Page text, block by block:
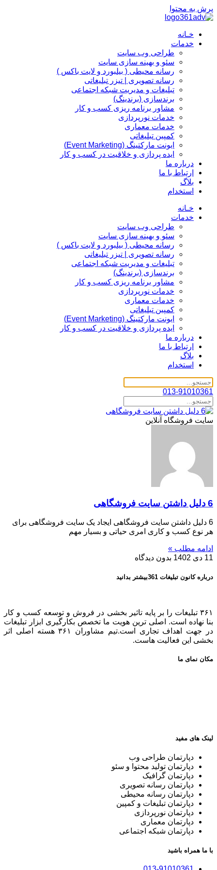
پرش به محتوا
خـانه
خدمات
طراحی وب سایت
سئو و بهینه سازی سایت
رسانه محیطی ( بیلبورد و لایت باکس )
رسانه تصویری | تیزر تبلیغاتی
تبلیغات و مدیریت شبکه اجتماعی
برندسازی (برندینگ)‌
مشاور برنامه ریزی کسب و کار
خدمات نورپردازی
خدمات معماری
کمپین تبلیغاتی
ایونت مارکتینگ (Event Marketing)
ایده پردازی و خلاقیت در کسب و کار
درباره ما
ارتباط با ما
بلاگ
استخدام
خـانه
خدمات
طراحی وب سایت
سئو و بهینه سازی سایت
رسانه محیطی ( بیلبورد و لایت باکس )
رسانه تصویری | تیزر تبلیغاتی
تبلیغات و مدیریت شبکه اجتماعی
برندسازی (برندینگ)‌
مشاور برنامه ریزی کسب و کار
خدمات نورپردازی
خدمات معماری
کمپین تبلیغاتی
ایونت مارکتینگ (Event Marketing)
ایده پردازی و خلاقیت در کسب و کار
درباره ما
ارتباط با ما
بلاگ
استخدام
013-91010361
سایت فروشگاه آنلاین
6 دلیل داشتن سایت فروشگاهی
6 دلیل داشتن سایت فروشگاهی ایجاد یک سایت فروشگاهی برای
هر نوع کسب و کاری امری حیاتی و بسیار مهم
ادامه مطلب »
11 دی 1402
بدون دیدگاه
درباره کانون تبلیغات 361بیشتر بدانید
۳۶۱ تبلیغات را بر پایه تاثیر بخشی در فروش و توسعه کسب و کار
بنا نهاده است. اصلی ترین هویت ما تخصص بکارگیری ابزار تبلیغات
در جهت اهداف تجاری است.تیم مشاوران ۳۶۱ هسته اصلی اثر
بخشی این فعالیت هاست.
مکان نمای ما
لینک های مفید
دپارتمان طراحی وب
دپارتمان تولید محتوا و سئو
دپارتمان گرافیک
دپارتمان رسانه تصویری
دپارتمان رسانه محیطی
دپارتمان تبلیغات و کمپین
دپارتمان نورپردازی
دپارتمان معماری
دپارتمان شبکه اجتماعی
با ما همراه باشید